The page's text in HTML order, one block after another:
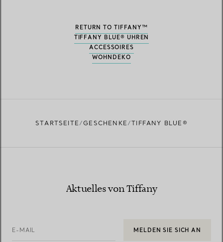
RETURN TO TIFFANY™
TIFFANY BLUE® UHREN
ACCESSOIRES
WOHNDEKO
STARTSEITE GESCHENKE TIFFANY BLUE®
Aktuelles von Tiffany
E-MAIL MELDEN SIE SICH AN